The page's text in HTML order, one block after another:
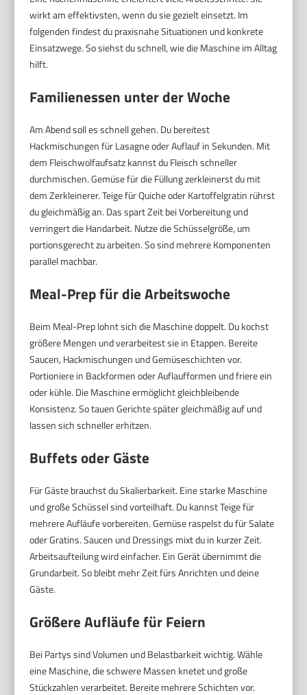
wirkt am effektivsten, wenn du sie gezielt einsetzt. Im
folgenden findest du praxisnahe Situationen und konkrete
Einsatzwege. So siehst du schnell, wie die Maschine im Alltag
hilft.
Familienessen unter der Woche
Am Abend soll es schnell gehen. Du bereitest
Hackmischungen für Lasagne oder Auflauf in Sekunden. Mit
dem Fleischwolfaufsatz kannst du Fleisch schneller
durchmischen. Gemüse für die Füllung zerkleinerst du mit
dem Zerkleinerer. Teige für Quiche oder Kartoffelgratin rührst
du gleichmäßig an. Das spart Zeit bei Vorbereitung und
verringert die Handarbeit. Nutze die Schüsselgröße, um
portionsgerecht zu arbeiten. So sind mehrere Komponenten
parallel machbar.
Meal-Prep für die Arbeitswoche
Beim Meal-Prep lohnt sich die Maschine doppelt. Du kochst
größere Mengen und verarbeitest sie in Etappen. Bereite
Saucen, Hackmischungen und Gemüseschichten vor.
Portioniere in Backformen oder Auflaufformen und friere ein
oder kühle. Die Maschine ermöglicht gleichbleibende
Konsistenz. So tauen Gerichte später gleichmäßig auf und
lassen sich schneller erhitzen.
Buffets oder Gäste
Für Gäste brauchst du Skalierbarkeit. Eine starke Maschine
und große Schüssel sind vorteilhaft. Du kannst Teige für
mehrere Aufläufe vorbereiten. Gemüse raspelst du für Salate
oder Gratins. Saucen und Dressings mixt du in kurzer Zeit.
Arbeitsaufteilung wird einfacher. Ein Gerät übernimmt die
Grundarbeit. So bleibt mehr Zeit fürs Anrichten und deine
Gäste.
Größere Aufläufe für Feiern
Bei Partys sind Volumen und Belastbarkeit wichtig. Wähle
eine Maschine, die schwere Massen knetet und große
Stückzahlen verarbeitet. Bereite mehrere Schichten vor.